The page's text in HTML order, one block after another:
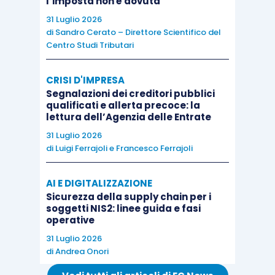
nella tabella dei codici aiuti. Qualora
contribuente abbia utilizzato il codice 999
un aiuto già presente nella tabella, il
presentazione di una dichiarazione integrativa
sostituendo il codice residuale con lospecifico
codice aiuto.
La seconda ipotesi riguardal’errata
ATECO”,“Settore”, “Codice Regione”, “Codice
Comune”, “Dimensione impresa” e “Tipologia
costi”. Anche in questo caso
il Provvedimento indica la
integrativa come strumento di regolarizzazione
31 Luglio 2026
di Sandro Cerato – Direttore Scientifico del
Centro Studi Tributari
CRISI D'IMPRESA
Segnalazioni dei creditori pubblici
qualificati e allerta precoce: la
lettura dell’Agenzia delle Entrate
31 Luglio 2026
di Luigi Ferrajolie Francesco Ferrajoli
AI E DIGITALIZZAZIONE
Sicurezza della supply chain per i
soggetti NIS2: linee guida e fasi
operative
31 Luglio 2026
diAndrea Onori